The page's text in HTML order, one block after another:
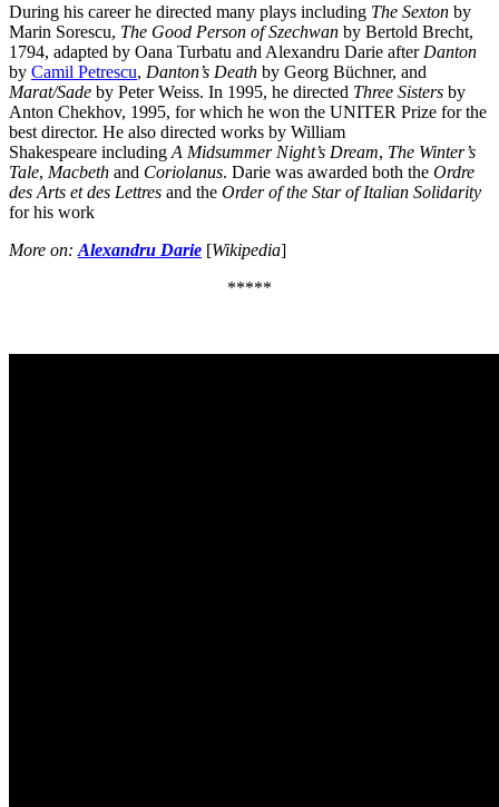
During his career he directed many plays including The Sexton by
Marin Sorescu, The Good Person of Szechwan by Bertold Brecht,
1794, adapted by Oana Turbatu and Alexandru Darie after Danton
by Camil Petrescu, Danton’s Death by Georg Büchner, and
Marat/Sade by Peter Weiss. In 1995, he directed Three Sisters by
Anton Chekhov, 1995, for which he won the UNITER Prize for the
best director. He also directed works by William
Shakespeare including A Midsummer Night’s Dream, The Winter’s
Tale, Macbeth and Coriolanus. Darie was awarded both the Ordre
des Arts et des Lettres and the Order of the Star of Italian Solidarity
for his work
More on: Alexandru Darie [Wikipedia]
*****